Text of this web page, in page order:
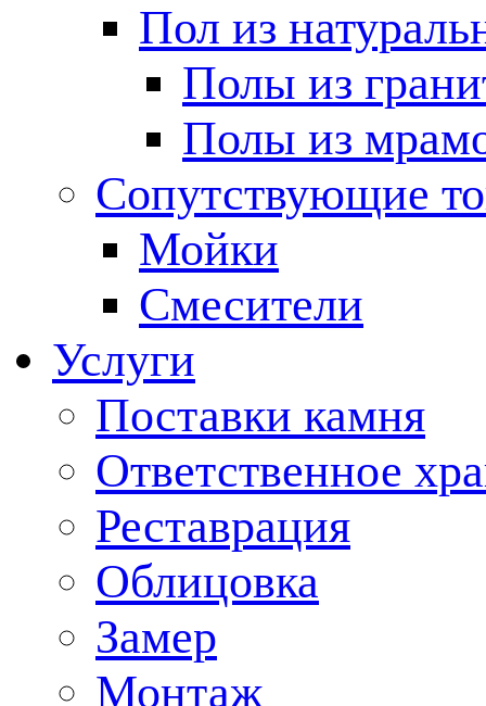
Пол из
Полы из
Полы из
Сопутствующие
Мойки
Смесители
Услуги
Поставки камня
Ответственное
Реставрация
Облицовка
Замер
Монтаж